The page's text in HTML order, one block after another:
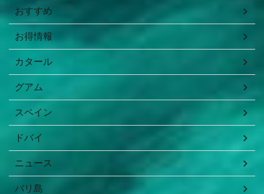
おすすめ
お得情報
カタール
グアム
スペイン
ドバイ
ニュース
バリ島